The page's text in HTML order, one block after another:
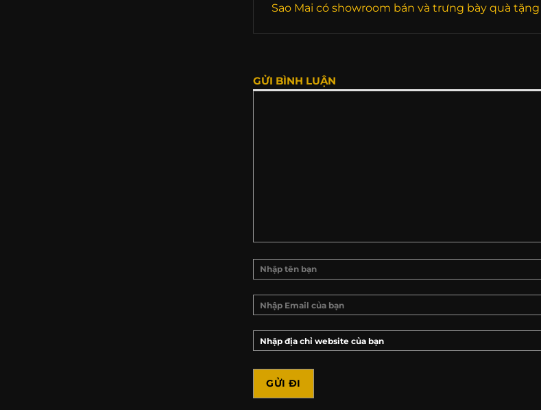
Sao Mai có showroom bán và trưng bày quà tặng
GỬI BÌNH LUẬN